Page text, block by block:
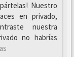
Nuestro
en privado,
nuestra
no habrías